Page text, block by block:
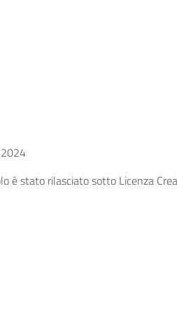
è stato rilasciato sotto Licenza